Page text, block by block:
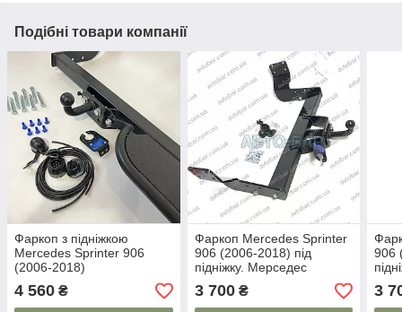
Подібні товари компанії
Фаркоп з підніжкою
Mercedes Sprinter 906
(2006-2018)
4 560 ₴
Фаркоп Mercedes Sprinter
906 (2006-2018) під
підніжку. Мерседес
Спринтер
3 700₴
906
3